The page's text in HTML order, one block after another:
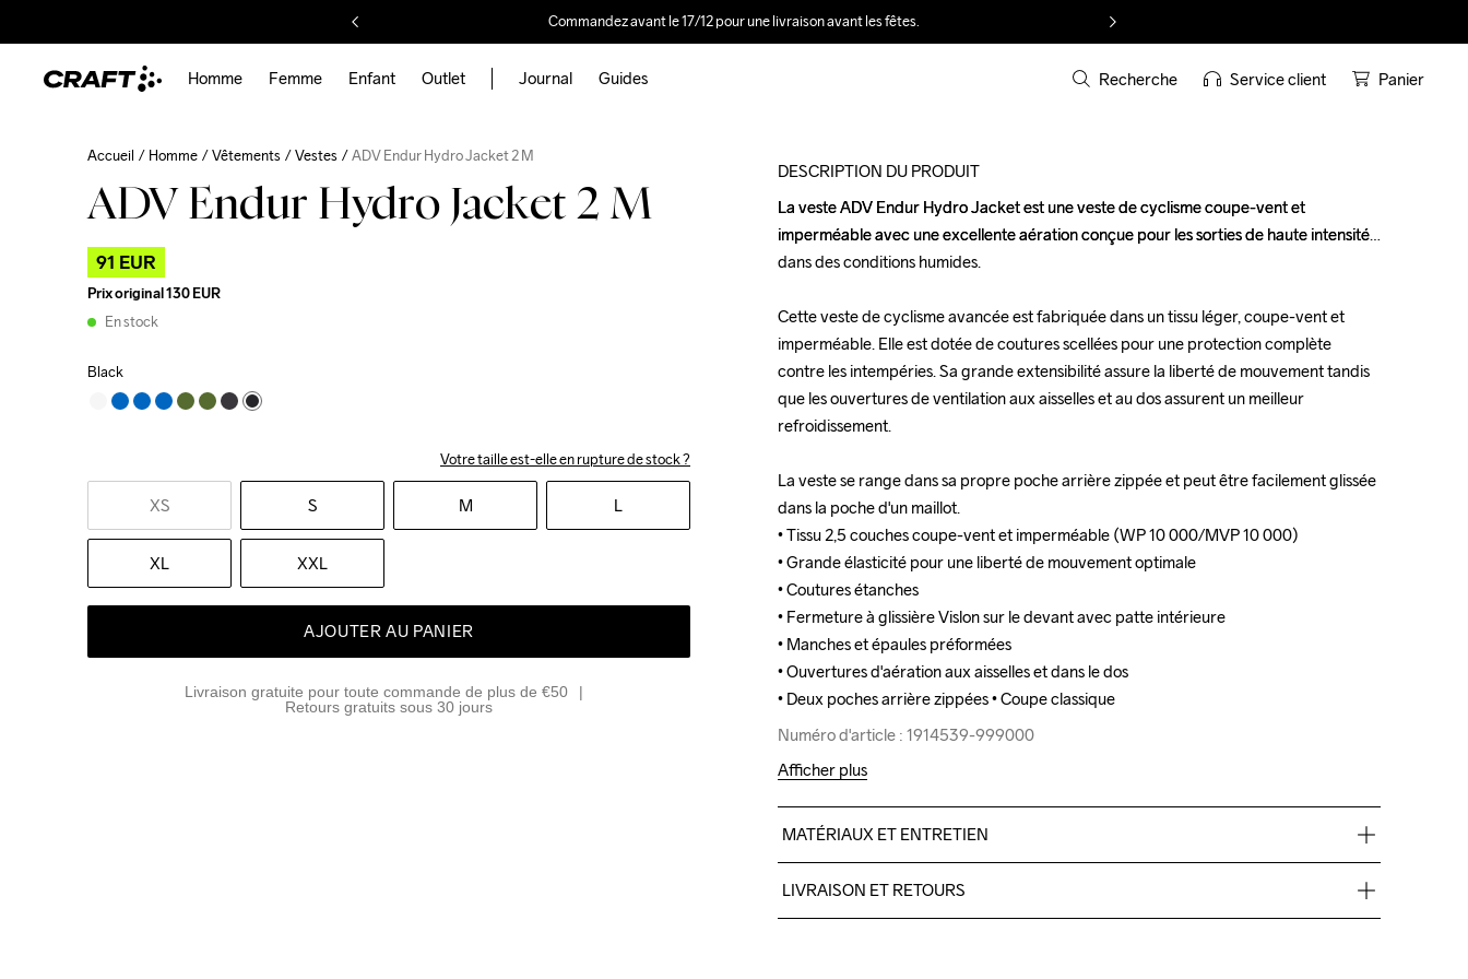
Commandez avant le 17/12 pour une livraison avant les fêtes.
Homme Femme Enfant Outlet Journal Guides Recherche Service client Panier
Accueil Homme Vêtements Vestes ADV Endur Hydro Jacket 2 M
ADV Endur Hydro Jacket 2 M
91 EUR
Prix original130 EUR
En stock
Black
Votre taille est-elle en rupture de stock ?
XS S M L
XL XXL
AJOUTER AU PANIER
Livraison gratuite pour toute commande de plus de €50
Retours gratuits sous 30 jours
DESCRIPTION DU PRODUIT
La veste ADV Endur Hydro Jacket est une veste de cyclisme coupe-vent et
imperméable avec une excellente aération conçue pour les sorties de haute intensité
dans des conditions humides.
Cette veste de cyclisme avancée est fabriquée dans un tissu léger, coupe-vent et
imperméable. Elle est dotée de coutures scellées pour une protection complète
contre les intempéries. Sa grande extensibilité assure la liberté de mouvement tandis
que les ouvertures de ventilation aux aisselles et au dos assurent un meilleur
refroidissement.
La veste se range dans sa propre poche arrière zippée et peut être facilement glissée
dans la poche d'un maillot.
• Tissu 2,5 couches coupe-vent et imperméable (WP 10 000/MVP 10 000)
• Grande élasticité pour une liberté de mouvement optimale
• Coutures étanches
• Fermeture à glissière Vislon sur le devant avec patte intérieure
• Manches et épaules préformées
• Ouvertures d'aération aux aisselles et dans le dos
• Deux poches arrière zippées • Coupe classique
Numéro d'article : 1914539-999000
La veste ADV Endur Hydro Jacket est une veste de cyclisme coupe-vent et
imperméable avec une excellente aération conçue pour les sorties de haute intensité
dans des conditions humides.
Cette veste de cyclisme avancée est fabriquée dans un tissu léger, coupe-vent et
imperméable. Elle est dotée de coutures scellées pour une protection complète
contre les intempéries. Sa grande extensibilité assure la liberté de mouvement tandis
que les ouvertures de ventilation aux aisselles et au dos assurent un meilleur
refroidissement.
La veste se range dans sa propre poche arrière zippée et peut être facilement glissée
dans la poche d'un maillot.
• Tissu 2,5 couches coupe-vent et imperméable (WP 10 000/MVP 10 000)
• Grande élasticité pour une liberté de mouvement optimale
• Coutures étanches
• Fermeture à glissière Vislon sur le devant avec patte intérieure
• Manches et épaules préformées
• Ouvertures d'aération aux aisselles et dans le dos
• Deux poches arrière zippées • Coupe classique
Numéro d'article : 1914539-999000
Afficher plus
MATÉRIAUX ET ENTRETIEN
67% Polyester-Recycled
LIVRAISON ET RETOURS